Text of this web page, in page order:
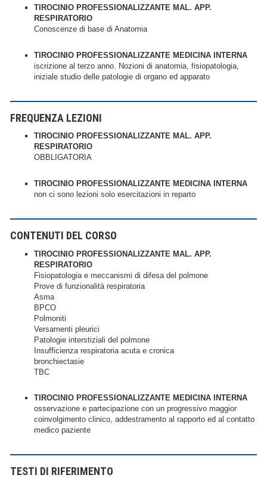
TIROCINIO PROFESSIONALIZZANTE MAL. APP.
RESPIRATORIO
Conoscenze di base di Anatomia
TIROCINIO PROFESSIONALIZZANTE MEDICINA INTERNA
iscrizione al terzo anno. Nozioni di anatomia, fisiopatologia,
iniziale studio delle patologie di organo ed apparato
FREQUENZA LEZIONI
TIROCINIO PROFESSIONALIZZANTE MAL. APP.
RESPIRATORIO
OBBLIGATORIA
TIROCINIO PROFESSIONALIZZANTE MEDICINA INTERNA
non ci sono lezioni solo esercitazioni in reparto
CONTENUTI DEL CORSO
TIROCINIO PROFESSIONALIZZANTE MAL. APP.
RESPIRATORIO
Fisiopatologia e meccanismi di difesa del polmone
Prove di funzionalità respiratoria
Asma
BPCO
Polmoniti
Versamenti pleurici
Patologie interstiziali del polmone
Insufficienza respiratoria acuta e cronica
bronchiectasie
TBC
TIROCINIO PROFESSIONALIZZANTE MEDICINA INTERNA
osservazione e partecipazione con un progressivo maggior
coinvolgimento clinico, addestramento al rapporto ed al contatto
medico paziente
TESTI DI RIFERIMENTO